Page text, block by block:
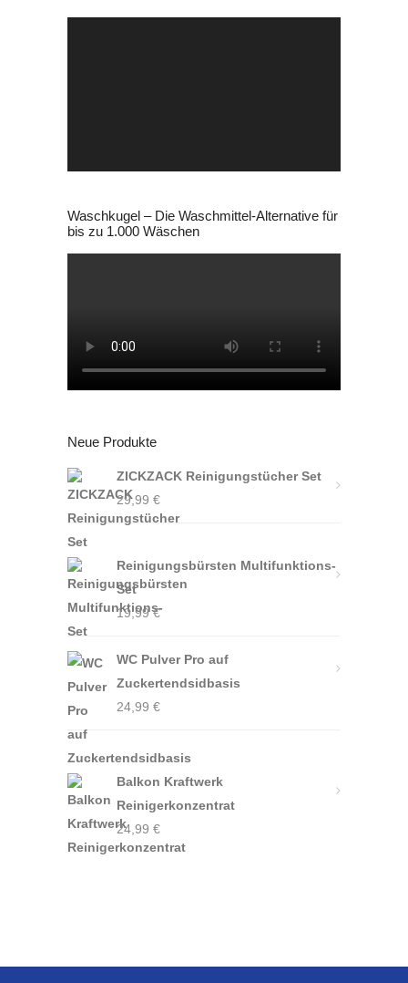
Waschkugel – Die Waschmittel-Alternative für
bis zu 1.000 Wäschen
Neue Produkte
ZICKZACK Reinigungstücher Set
29,99 €
Reinigungsbürsten Multifunktions-
Set
19,99€
WC Pulver Pro auf
Zuckertendsidbasis
24,99 €
Balkon Kraftwerk
Reinigerkonzentrat
24,99 €